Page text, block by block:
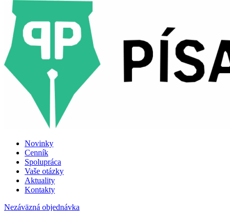
Novinky
Cenník
Spolupráca
Vaše otázky
Aktuality
Kontakty
Nezáväzná objednávka